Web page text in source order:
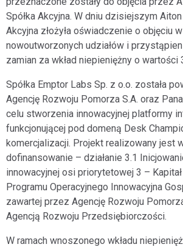
Spółka Akcyjna. W dniu dzisiejszym
Akcyjna złożyła oświadczenie o objęciu
nowoutworzonych udziałów i
zamian za wkład niepieniężny o wartości
Spółka Emptor Labs Sp. z o.o. została
Agencję Rozwoju Pomorza S.A. oraz
celu stworzenia innowacyjnej platformy
funkcjonującej pod domeną Desk
komercjalizacji. Projekt realizowany jest
dofinansowanie – działanie 3.1
innowacyjnej osi priorytetowej 3 –
Programu Operacyjnego Innowacyjna
zawartej przez Agencję Rozwoju
Agencją Rozwoju Przedsiębiorczości.
W ramach wnoszonego wkładu